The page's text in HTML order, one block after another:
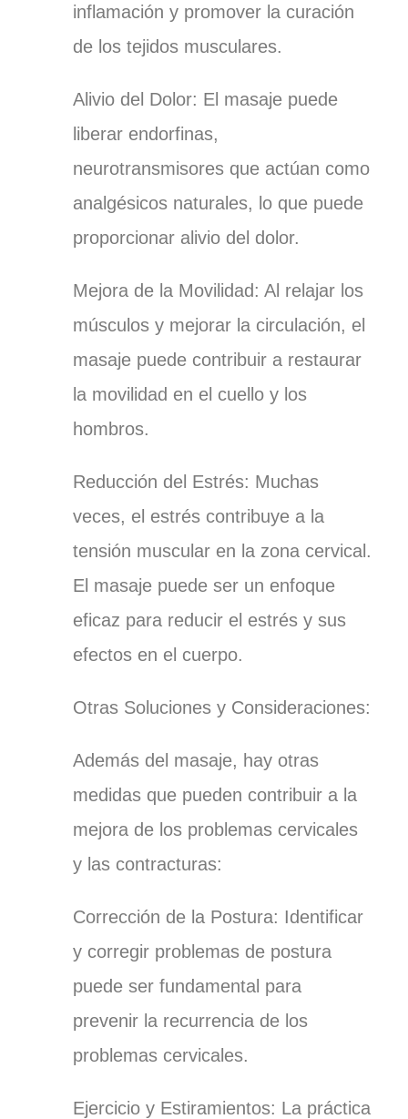
inflamación y promover la curación
de los tejidos musculares.
Alivio del Dolor: El masaje puede
liberar endorfinas,
neurotransmisores que actúan como
analgésicos naturales, lo que puede
proporcionar alivio del dolor.
Mejora de la Movilidad: Al relajar los
músculos y mejorar la circulación, el
masaje puede contribuir a restaurar
la movilidad en el cuello y los
hombros.
Reducción del Estrés: Muchas
veces, el estrés contribuye a la
tensión muscular en la zona cervical.
El masaje puede ser un enfoque
eficaz para reducir el estrés y sus
efectos en el cuerpo.
Otras Soluciones y Consideraciones:
Además del masaje, hay otras
medidas que pueden contribuir a la
mejora de los problemas cervicales
y las contracturas:
Corrección de la Postura: Identificar
y corregir problemas de postura
puede ser fundamental para
prevenir la recurrencia de los
problemas cervicales.
Ejercicio y Estiramientos: La práctica